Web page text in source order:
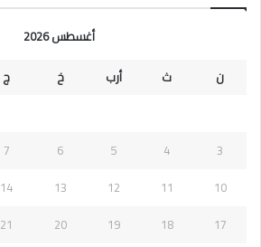
أغسطس 2026
ن
ث أرب خ ج
3
4
5
6
7
10
11
12
13
14
17
18
19
20
21